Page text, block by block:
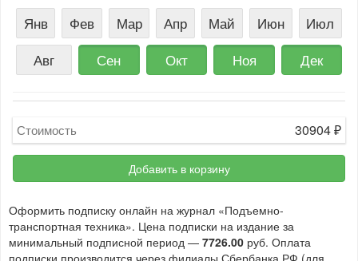
Янв Фев Мар Апр Май Июн
Июл
Авг
Сен Окт Ноя Дек
Стоимость 30904₽
Добавить в корзину
Оформить подписку онлайн на журнал «Подъемно-
транспортная техника». Цена подписки на издание за
минимальный подписной период — 7726.00 руб. Оплата
подписки производится через филиалы Сбербанка РФ (для